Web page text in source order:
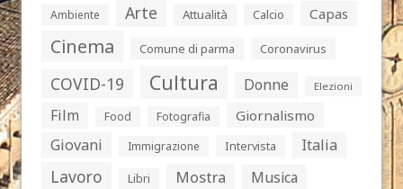
Ambiente Arte Attualità Calcio Capas
Cinema Comune di parma Coronavirus
COVID-19 Cultura Donne Elezioni
Film Food Fotografia Giornalismo
Giovani Immigrazione Intervista Italia
Lavoro Libri Mostra Musica